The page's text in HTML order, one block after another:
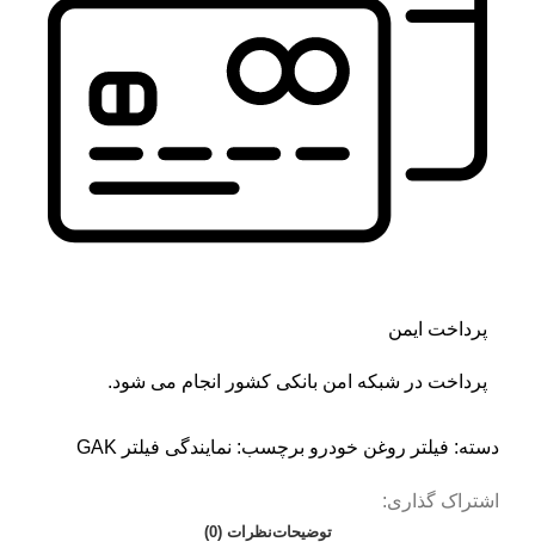
پرداخت ایمن
پرداخت در شبکه امن بانکی کشور انجام می شود.
دسته: فیلتر روغن خودرو برچسب: نمایندگی فیلتر GAK
اشتراک گذاری:
توضیحاتنظرات (0)